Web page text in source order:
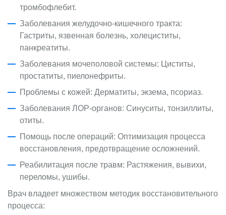
тромбофлебит.
Заболевания желудочно-кишечного тракта:
Гастриты, язвенная болезнь, холециститы,
панкреатиты.
Заболевания мочеполовой системы: Циститы,
простатиты, пиелонефриты.
Проблемы с кожей: Дерматиты, экзема, псориаз.
Заболевания ЛОР-органов: Синуситы, тонзиллиты,
отиты.
Помощь после операций: Оптимизация процесса
восстановления, предотвращение осложнений.
Реабилитация после травм: Растяжения, вывихи,
переломы, ушибы.
Врач владеет множеством методик восстановительного
процесса: